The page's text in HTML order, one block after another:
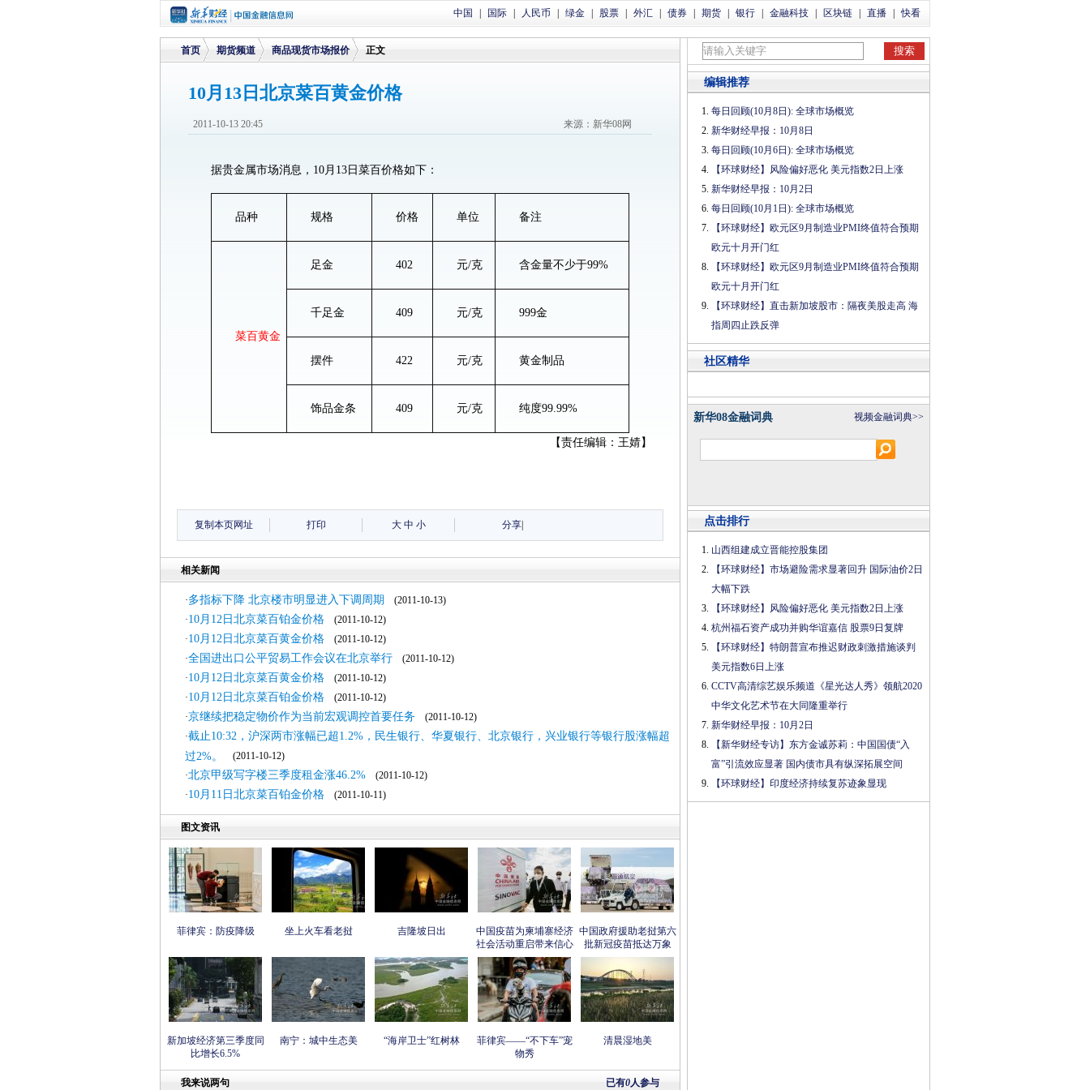
中国 国际 人民币 绿金 股票 外汇 债券 期货 银行 金融科技 区块链 直播 快看
首页
>
期货频道
>
商品现货市场报价 正文
10月13日北京菜百黄金价格
来源：新华08网
2011-10-13 20:45
据贵金属市场消息，10月13日菜百价格如下：
品种 规格 价格 单位 备注
菜百黄金
足金 402 元/克 含金量不少于99%
千足金 409 元/克 999金
摆件 422 元/克 黄金制品
饰品金条 409 元/克 纯度99.99%
【责任编辑：王婧】
复制本页网址 打印 大 中 小 分享
相关新闻
·多指标下降 北京楼市明显进入下调周期
(2011-10-13)
·10月12日北京菜百铂金价格 (2011-10-12)
·10月12日北京菜百黄金价格 (2011-10-12)
·全国进出口公平贸易工作会议在北京举行 (2011-10-12)
·10月12日北京菜百黄金价格 (2011-10-12)
·10月12日北京菜百铂金价格 (2011-10-12)
·京继续把稳定物价作为当前宏观调控首要任务 (2011-10-12)
·截止10:32，沪深两市涨幅已超1.2%，民生银行、华夏银行、北京银行，兴业银行等银行股涨幅超
过2%。
(2011-10-12)
·北京甲级写字楼三季度租金涨46.2% (2011-10-12)
·10月11日北京菜百铂金价格 (2011-10-11)
图文资讯
菲律宾：防疫降级 坐上火车看老挝 吉隆坡日出
中国疫苗为柬埔寨经济
社会活动重启带来信心
中国政府援助老挝第六
批新冠疫苗抵达万象
新加坡经济第三季度同
比增长6.5%
南宁：城中生态美 “海岸卫士”红树林
菲律宾——“不下车”宠
物秀
清晨湿地美
已有0人参与
我来说两句
编辑推荐
每日回顾(10月8日): 全球市场概览
新华财经早报：10月8日
每日回顾(10月6日): 全球市场概览
【环球财经】风险偏好恶化 美元指数2日上涨
新华财经早报：10月2日
每日回顾(10月1日): 全球市场概览
【环球财经】欧元区9月制造业PMI终值符合预期
欧元十月开门红
【环球财经】欧元区9月制造业PMI终值符合预期
欧元十月开门红
【环球财经】直击新加坡股市：隔夜美股走高 海
指周四止跌反弹
社区精华
新华08金融词典 视频金融词典>>
点击排行
山西组建成立晋能控股集团
【环球财经】市场避险需求显著回升 国际油价2日
大幅下跌
【环球财经】风险偏好恶化 美元指数2日上涨
杭州福石资产成功并购华谊嘉信 股票9日复牌
【环球财经】特朗普宣布推迟财政刺激措施谈判
美元指数6日上涨
CCTV高清综艺娱乐频道《星光达人秀》领航2020
中华文化艺术节在大同隆重举行
新华财经早报：10月2日
【新华财经专访】东方金诚苏莉：中国国债“入
富”引流效应显著 国内债市具有纵深拓展空间
【环球财经】印度经济持续复苏迹象显现